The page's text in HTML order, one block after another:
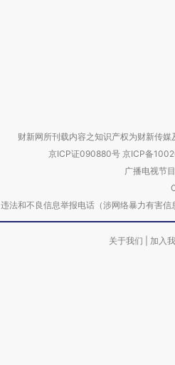
财新网所刊载内容之知识产权为财新传
京ICP证090880号 京ICP备
广播电视节
违法和不良信息举报电话（涉网络暴力有害
关于我们 加入